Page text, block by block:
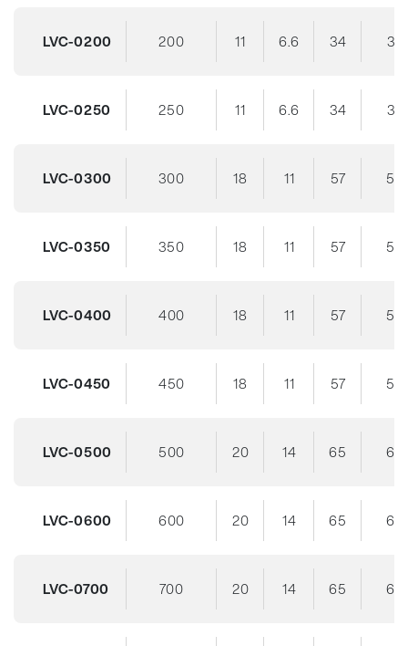
LVC-0200 200 11 6.6 34 33
LVC-0250 250 11 6.6 34 33
LVC-0300 300 18 11 57 54
LVC-0350 350 18 11 57 54
LVC-0400 400 18 11 57 54
LVC-0450 450 18 11 57 54
LVC-0500 500 20 14 65 62
LVC-0600 600 20 14 65 62
LVC-0700 700 20 14 65 62